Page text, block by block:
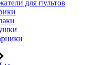
для пультов